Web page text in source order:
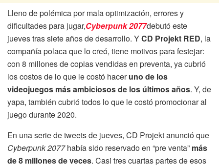
Lleno de polémica por mala optimización, errores y
dificultades para jugar,Cyberpunk 2077debutó este
jueves tras siete años de desarrollo. YCD Projekt RED, la
compañía polaca que lo creó, tiene motivos para festejar:
con 8 millones de copias vendidas en preventa, ya cubrió
los costos de lo que le costó haceruno de los
videojuegos más ambiciosos de los últimos años. Y, de
yapa, también cubrió todos lo que le costó promocionar al
juego durante 2020.
En una serie de tweets de jueves, CD Projekt anunció que
Cyberpunk 2077había sido reservado en “pre venta” más
de 8 millones de veces. Casi tres cuartas partes de esos